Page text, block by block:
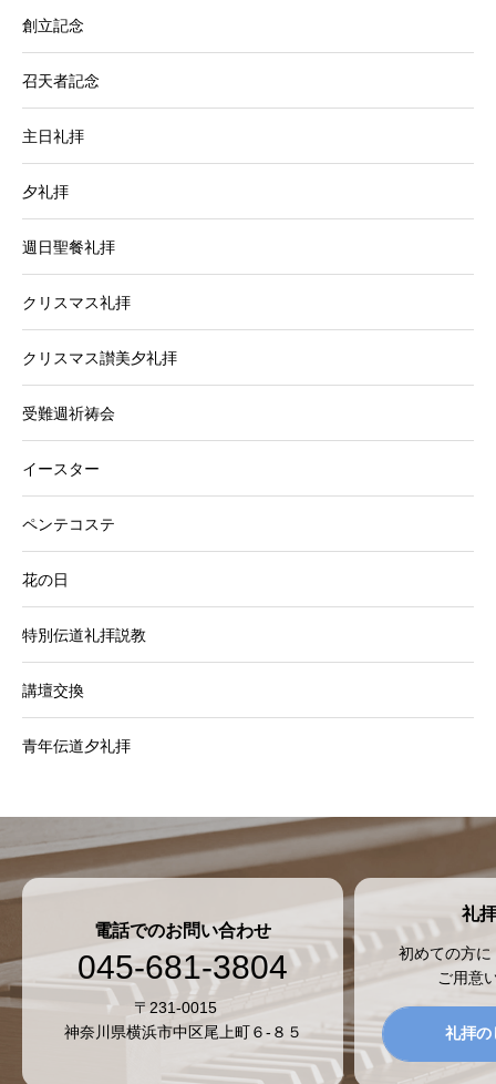
創立記念
召天者記念
主日礼拝
夕礼拝
週日聖餐礼拝
クリスマス礼拝
クリスマス讃美夕礼拝
受難週祈祷会
イースター
ペンテコステ
花の日
特別伝道礼拝説教
講壇交換
青年伝道夕礼拝
電話でのお問い合わせ
045-681-3804
〒231-0015
神奈川県横浜市中区尾上町６-８５
礼
初めての方
ご用意
礼拝の